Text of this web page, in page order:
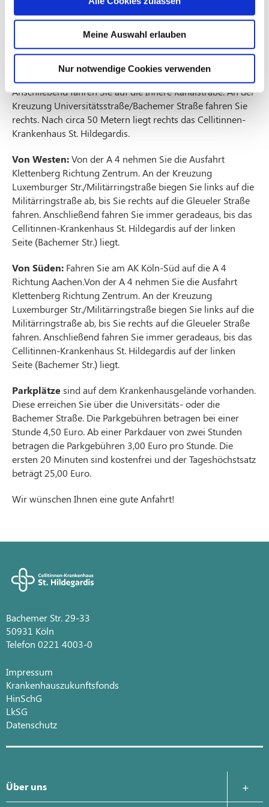
Meine Auswahl erlauben
Nur notwendige Cookies verwenden
Nach circa 50 Metern liegt rechts das Cellitinnen-
Krankenhaus St. Hildegardis.
Von Osten:Fahren Sie über die A3 oder A4 bis zum Kreuz
Köln-Ost und dann weiter Richtung Köln-Zentrum.
Anschließend fahren Sie auf die Innere Kanalstraße. An der
Kreuzung Universitätsstraße/Bachemer Straße fahren Sie
rechts. Nach circa 50 Metern liegt rechts das Cellitinnen-
Krankenhaus St. Hildegardis.
Von Westen:Von der A 4 nehmen Sie die Ausfahrt
Klettenberg Richtung Zentrum. An der Kreuzung
Luxemburger Str./Militärringstraße biegen Sie links auf die
Militärringstraße ab, bis Sie rechts auf die Gleueler Straße
fahren. Anschließend fahren Sie immer geradeaus, bis das
Cellitinnen-Krankenhaus St. Hildegardis auf der linken
Seite (Bachemer Str.) liegt.
Von Süden: Fahren Sie am AK Köln-Süd auf die A 4
Richtung Aachen.Von der A 4 nehmen Sie die Ausfahrt
Klettenberg Richtung Zentrum. An der Kreuzung
Luxemburger Str./Militärringstraße biegen Sie links auf die
Militärringstraße ab, bis Sie rechts auf die Gleueler Straße
fahren. Anschließend fahren Sie immer geradeaus, bis das
Cellitinnen-Krankenhaus St. Hildegardis auf der linken
Seite (Bachemer Str.) liegt.
Parkplätzesind auf dem Krankenhausgelände vorhanden.
Diese erreichen Sie über die Universitäts- oder die
Bachemer Straße. Die Parkgebühren betragen bei einer
Stunde 4,50 Euro. Ab einer Parkdauer von zwei Stunden
betragen die Parkgebühren 3,00 Euro pro Stunde. Die
ersten 20 Minuten sind kostenfrei und der Tageshöchstsatz
beträgt 25,00 Euro.
Wir wünschen Ihnen eine gute Anfahrt!
Bachemer Str. 29-33
50931 Köln
Telefon 0221 4003-0
Impressum
Krankenhauszukunftsfonds
HinSchG
LkSG
Datenschutz
Über uns